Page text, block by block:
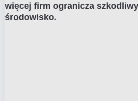
więcej firm ogranicza
środowisko.